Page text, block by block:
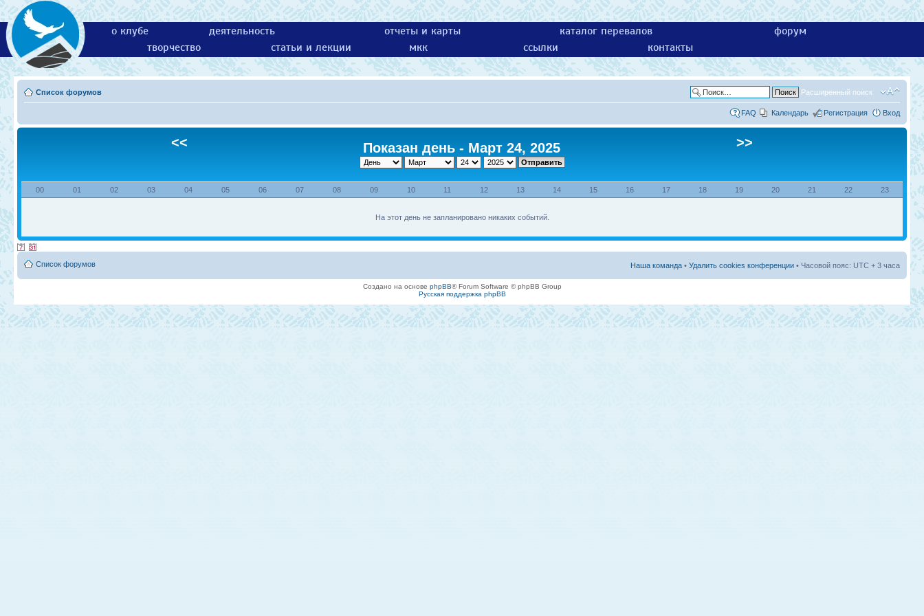
о клубе деятельность отчеты и карты каталог перевалов
форум
творчество
статьи и лекции мкк ссылки контакты
Список форумов Расширенный поиск
FAQ Календарь Регистрация Вход
<< Показан день - Март 24, 2025 >>
00 01 02 03 04 05 06 07 08 09 10 11 12 13 14 15 16 17 18 19 20 21 22 23
На этот день не запланировано никаких событий.
Список форумов Наша команда • Удалить cookies конференции • Часовой пояс: UTC + 3 часа
Создано на основе phpBB® Forum Software © phpBB Group
Русская поддержка phpBB